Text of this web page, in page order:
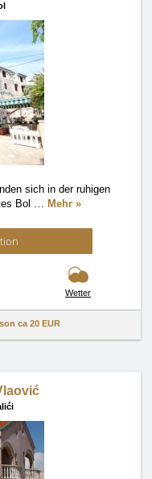
sich in der ruhigen
Bol … Mehr »
Wetter
ca 20 EUR